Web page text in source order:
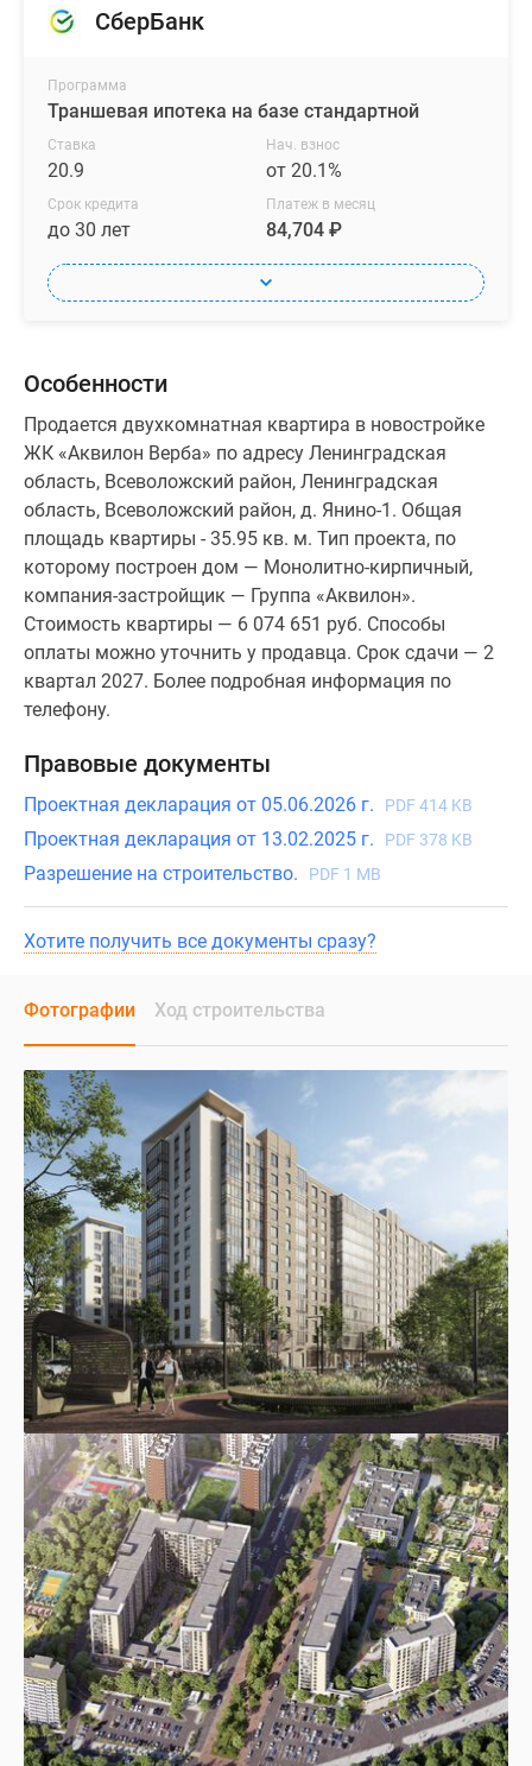
СберБанк
Программа
Траншевая ипотека на базе стандартной
Ставка
20.9
Нач. взнос
от 20.1%
Срок кредита
до 30 лет
Платеж в месяц
84,704 ₽
Особенности
Продается двухкомнатная квартира в новостройке
ЖК «Аквилон Верба» по адресу Ленинградская
область, Всеволожский район, Ленинградская
область, Всеволожский район, д. Янино-1. Общая
площадь квартиры - 35.95 кв. м. Тип проекта, по
которому построен дом — Монолитно-кирпичный,
компания-застройщик — Группа «Аквилон».
Стоимость квартиры — 6 074 651 руб. Способы
оплаты можно уточнить у продавца. Срок сдачи — 2
квартал 2027. Более подробная информация по
телефону.
Правовые документы
Проектная декларация от 05.06.2026 г. PDF 414 KB
Проектная декларация от 13.02.2025 г. PDF 378 KB
Разрешение на строительство. PDF 1 MB
Хотите получить все документы сразу?
Фотографии Ход строительства